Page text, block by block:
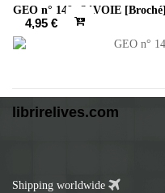
GEO n° 149 :SAVOIE [Broché]
4,95 €
librirelives.com
Shipping worldwide